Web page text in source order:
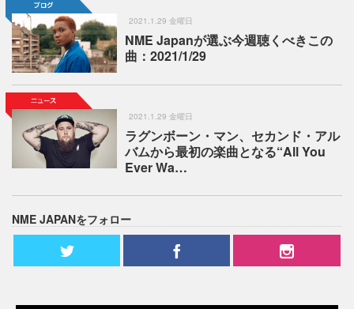
2021.1.29 金曜日
NME Japanが選ぶ今週聴くべきこの
曲：2021/1/29
2021.1.29 金曜日
ラグンボーン・マン、セカンド・アル
バムから最初の楽曲となる“All You
Ever Wa…
NME JAPANをフォロー